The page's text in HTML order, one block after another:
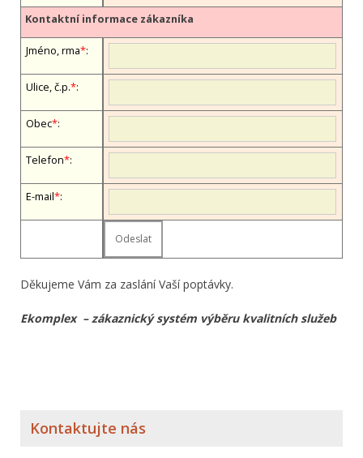
Kontaktní informace zákazníka
Jméno, firma*:
Ulice, č.p.*:
Obec*:
Telefon*:
E-mail*:
Děkujeme Vám za zaslání Vaší poptávky.
Ekomplex – zákaznický systém výběru kvalitních služeb
Kontaktujte nás